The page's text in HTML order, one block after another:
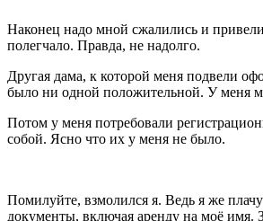
Наконец надо мной сжалились и
полегчало. Правда, не надолго.
Другая дама, к которой меня подвели
было ни одной положительной. У меня
Потом у меня потребовали
собой. Ясно что их у меня не было.
Помилуйте, взмолился я. Ведь я же
документы, включая аренду на моё имя.